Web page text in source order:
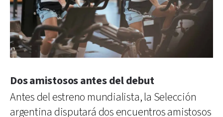
Dos amistosos antes del debut
Antes del estreno mundialista, la Selección
argentina disputará dos encuentros amistosos